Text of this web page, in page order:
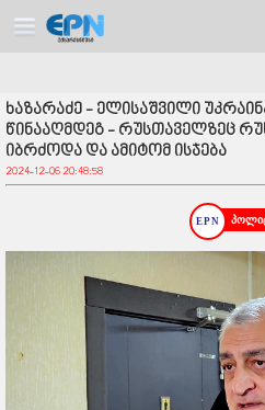
ხაზარაძე - ელისაშვილი
წინააღმდეგ - რუსთაველზეც
იბრძოდა და ამიტომ ისჯება
2024-12-06 20:48:58